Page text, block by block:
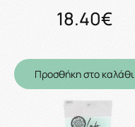
18.40€
Προσθήκη στο καλάθι